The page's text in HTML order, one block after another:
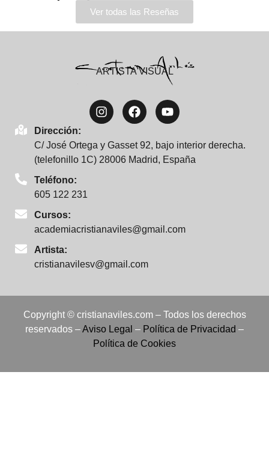
Ver todas las Reseñas
ARTISTA VISUAL
Dirección:
C/ José Ortega y Gasset 92, bajo interior derecha.
(telefonillo 1C) 28006 Madrid, España
Teléfono:
605 122 231
Cursos:
academiacristianaviles@gmail.com
Artista:
cristianavilesv@gmail.com
Copyright © cristianaviles.com – Todos los derechos
reservados –Aviso Legal – Política de Privacidad –
Política de Cookies